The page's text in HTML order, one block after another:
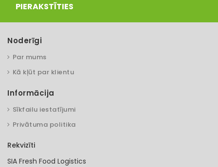
PIERAKSTĪTIES
Noderīgi
Par mums
Kā kļūt par klientu
Informācija
Sīkfailu iestatījumi
Privātuma politika
Rekvizīti
SIA Fresh Food Logistics